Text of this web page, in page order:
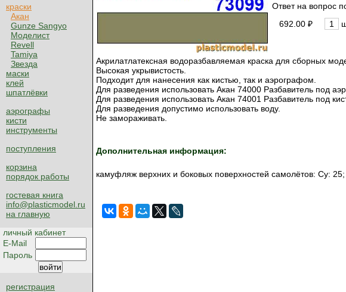
краски
Акан
Gunze Sangyo
Моделист
Revell
Tamiya
Звезда
маски
клей
шпатлёвки
аэрографы
кисти
инструменты
поступления
корзина
порядок работы
гостевая книга
info@plasticmodel.ru
на главную
личный кабинет
E-Mail
Пароль
регистрация
Ответ на вопрос
692.00 ₽
Акрилатлатексная водоразбавляемая краска для сборных
Высокая укрывистость.
Подходит для нанесения как кистью, так и аэрографом.
Для разведения использовать Акан 74000 Разбавитель под
Для разведения использовать Акан 74001 Разбавитель под
Для разведения допустимо использовать воду.
Не замораживать.
Дополнительная информация:
камуфляж верхних и боковых поверхностей самолётов: Су: